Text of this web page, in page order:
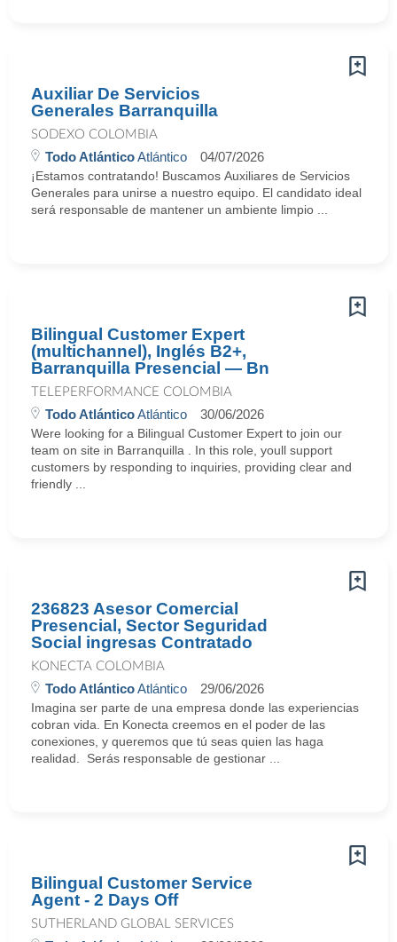
Auxiliar De Servicios
Generales Barranquilla
SODEXO COLOMBIA
Todo AtlánticoAtlántico 04/07/2026
¡Estamos contratando! Buscamos Auxiliares de Servicios
Generales para unirse a nuestro equipo. El candidato ideal
será responsable de mantener un ambiente limpio ...
Bilingual Customer Expert
(multichannel), Inglés B2+,
Barranquilla Presencial — Bn
TELEPERFORMANCE COLOMBIA
Todo AtlánticoAtlántico 30/06/2026
Were looking for a Bilingual Customer Expert to join our
team on site in Barranquilla . In this role, youll support
customers by responding to inquiries, providing clear and
friendly ...
236823 Asesor Comercial
Presencial, Sector Seguridad
Social ingresas Contratado
KONECTA COLOMBIA
Todo AtlánticoAtlántico 29/06/2026
Imagina ser parte de una empresa donde las experiencias
cobran vida. En Konecta creemos en el poder de las
conexiones, y queremos que tú seas quien las haga
realidad. Serás responsable de gestionar ...
Bilingual Customer Service
Agent - 2 Days Off
SUTHERLAND GLOBAL SERVICES